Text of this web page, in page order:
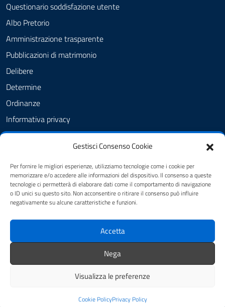
Gestisci Consenso Cookie
Per fornire le migliori esperienze, utilizziamo tecnologie come i cookie per
memorizzare e/o accedere alle informazioni del dispositivo. Il consenso a queste
tecnologie ci permetterà di elaborare dati come il comportamento di navigazione
o ID unici su questo sito. Non acconsentire o ritirare il consenso può influire
negativamente su alcune caratteristiche e funzioni.
Accetta
Nega
Visualizza le preferenze
Cookie PolicyPrivacy Policy
Questionario soddisfazione utente
Albo Pretorio
Amministrazione trasparente
Pubblicazioni di matrimonio
Delibere
Determine
Ordinanze
Informativa privacy
Feedback
Dichiarazione di accessibilità
Obiettivi di accessibilità
SEGUICI SU
FB - Amministrazione Comunale
IG - Amministrazione comunale